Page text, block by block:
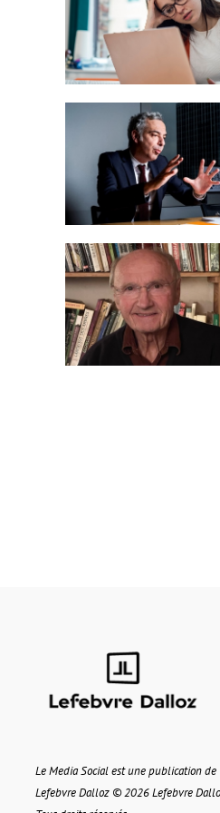
Le Media Social est une publication de
Lefebvre Dalloz © 2026 Lefebvre